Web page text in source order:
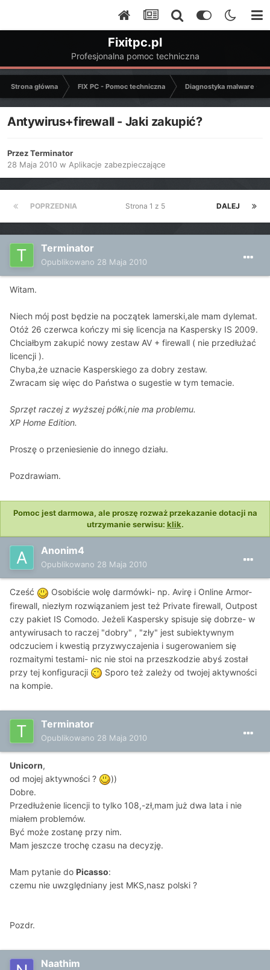
Fixitpc.pl
Profesjonalna pomoc techniczna
Strona główna FIX PC - Pomoc techniczna Diagnostyka malware -
Antywirus+firewall - Jaki zakupić?
PrzezTerminator
28 Maja 2010 w Aplikacje zabezpieczające
POPRZEDNIA DALEJ
Strona 1 z 5
Terminator
Opublikowano 28 Maja 2010
Witam.
Niech mój post będzie na początek lamerski,ale mam dylemat.
Otóż 26 czerwca kończy mi się licencja na Kaspersky IS 2009.
Chciałbym zakupić nowy zestaw AV + firewall ( nie przedłużać
licencji ).
Chyba,że uznacie Kasperskiego za dobry zestaw.
Zwracam się więc do Państwa o sugestie w tym temacie.
Sprzęt raczej z wyższej półki,nie ma problemu.
XP Home Edition.
Proszę o przeniesienie do innego działu.
Pozdrawiam.
Pomoc jest darmowa, ale proszę rozważ przekazanie dotacji na
utrzymanie serwisu: klik.
Anonim4
Opublikowano 28 Maja 2010
Cześć
Osobiście wolę darmówki- np. Avirę i Online Armor-
firewall, niezłym rozwiązaniem jest też Private firewall, Outpost
czy pakiet IS Comodo. Jeżeli Kaspersky spisuje się dobrze- w
antywirusach to raczej "dobry" , "zły" jest subiektywnym
odczuciem i kwestią przyzwyczajenia i sugerowaniem się
rozmaitymi testami- nic nie stoi na przeszkodzie abyś został
przy tej konfiguracji
Sporo też zależy od twojej aktywności
na kompie.
Terminator
Opublikowano 28 Maja 2010
Unicorn,
od mojej aktywności ?
))
Dobre.
Przedłużenie licencji to tylko 108,-zł,mam już dwa lata i nie
miałem problemów.
Być może zostanę przy nim.
Mam jeszcze trochę czasu na decyzję.
Mam pytanie do Picasso:
czemu nie uwzględniany jest MKS,nasz polski ?
Pozdr.
Naathim